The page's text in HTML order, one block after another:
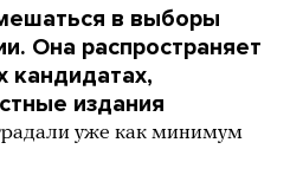
в выборы
Она распространяет
кандидатах,
издания
уже как минимум